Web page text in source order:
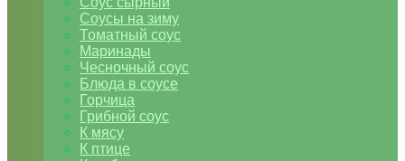
Соусы на зиму
Томатный соус
Маринады
Чесночный соус
Блюда в соусе
Горчица
Грибной соус
К мясу
К птице